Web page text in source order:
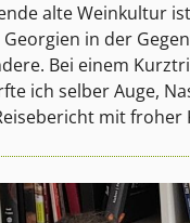
alte Weinkultur
in der
Bei einem
ich selber Auge,
mit froher